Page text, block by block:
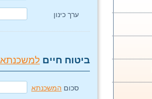
ערך כינון
ביטוח חיים למשכנתא
סכום המשכנתא